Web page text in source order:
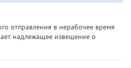
отправления в нерабочее время
надлежащее извещение о